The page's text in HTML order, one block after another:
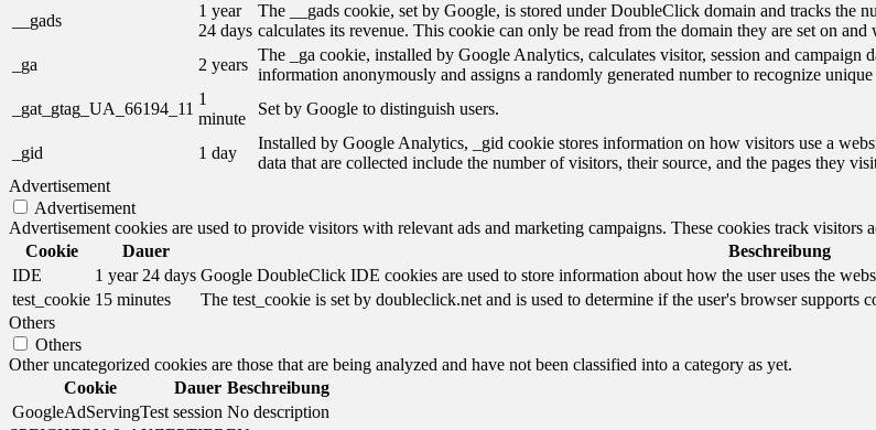
__gads
1 year
24 days
The __gads cookie, set by Google, is stored under DoubleClick domain and tracks the
calculates its revenue. This cookie can only be read from the domain they are set on
_ga
2 years
The _ga cookie, installed by Google Analytics, calculates visitor, session and campaign
information anonymously and assigns a randomly generated number to recognize
_gat_gtag_UA_66194_11
1
minute
Set by Google to distinguish users.
_gid 1 day
Installed by Google Analytics, _gid cookie stores information on how visitors use a
data that are collected include the number of visitors, their source, and the pages they
Advertisement
Advertisement
Advertisement cookies are used to provide visitors with relevant ads and marketing campaigns. These cookies track visitors
Cookie
Dauer
Beschreibung
IDE
1 year 24 days Google DoubleClick IDE cookies are used to store information about how the user uses the
test_cookie 15 minutes
The test_cookie is set by doubleclick.net and is used to determine if the user's browser supports
Others
Others
Other uncategorized cookies are those that are being analyzed and have not been classified into a category as yet.
Cookie
Dauer Beschreibung
GoogleAdServingTest session No description